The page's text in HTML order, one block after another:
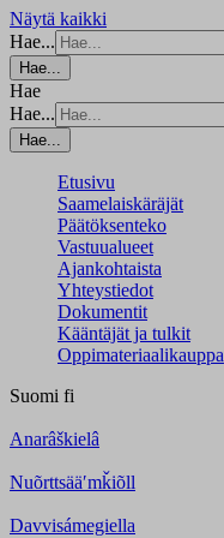
Näytä kaikki
Hae...
Hae...
Hae
Hae...
Hae...
Etusivu
Saamelaiskäräjät
Päätöksenteko
Vastuualueet
Ajankohtaista
Yhteystiedot
Dokumentit
Kääntäjät ja tulkit
Oppimateriaalikauppa
Suomi fi
Anarâškielâ
Nuõrttsääʹmǩiõll
Davvisámegiella